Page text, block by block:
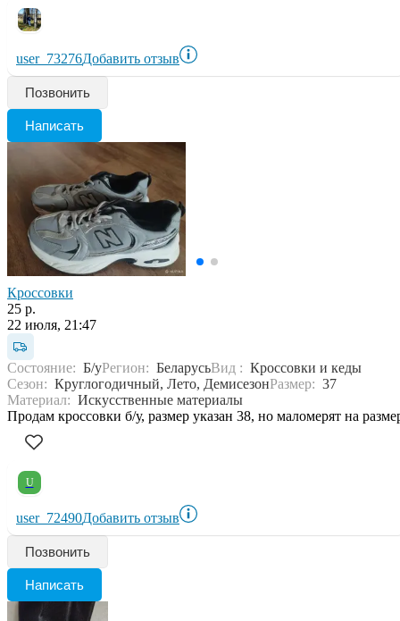
user_73276Добавить отзыв
Позвонить
Написать
Кроссовки
25 р.
22 июля, 21:47
Состояние: Б/уРегион: БеларусьВид : Кроссовки и кеды
Сезон: Круглогодичный, Лето, ДемисезонРазмер: 37
Материал: Искусственные материалы
Продам кроссовки б/у, размер указан 38, но маломерят на
U
user_72490Добавить отзыв
Позвонить
Написать